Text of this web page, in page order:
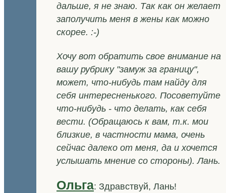
дальше, я не знаю. Так как он желает
заполучить меня в жены как можно
скорее. :-)
Хочу вот обратить свое внимание на
вашу рубрику "замуж за границу",
может, что-нибудь там найду для
себя интересненького. Посоветуйте
что-нибудь - что делать, как себя
вести. (Обращаюсь к вам, т.к. мои
близкие, в частности мама, очень
сейчас далеко от меня, да и хочется
услышать мнение со стороны). Лань.
Ольга: Здравствуй, Лань!